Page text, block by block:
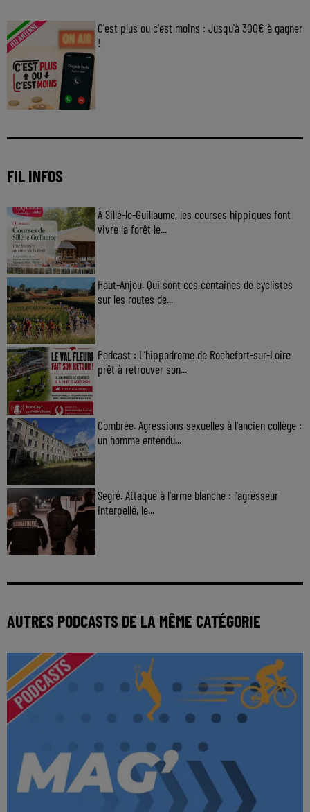
C'est plus ou c'est moins : Jusqu'à 300€ à gagner
!
FIL INFOS
À Sillé-le-Guillaume, les courses hippiques font
vivre la forêt le...
Haut-Anjou. Qui sont ces centaines de cyclistes
sur les routes de...
Podcast : L’hippodrome de Rochefort-sur-Loire
prêt à retrouver son...
Combrée. Agressions sexuelles à l'ancien collège :
un homme entendu...
Segré. Attaque à l'arme blanche : l'agresseur
interpellé, le...
AUTRES PODCASTS DE LA MÊME CATÉGORIE